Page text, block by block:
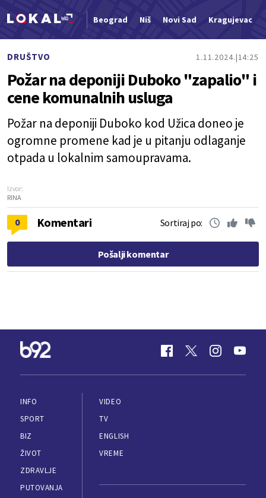
Beograd Niš Novi Sad Kragujevac
DRUŠTVO 1.11.2024. 14:25
Požar na deponiji Duboko "zapalio" i
cene komunalnih usluga
Požar na deponiji Duboko kod Užica doneo je
ogromne promene kad je u pitanju odlaganje
otpada u lokalnim samoupravama.
Izvor:
RINA
0 Komentari Sortiraj po:
Pošalji komentar
INFO
SPORT
BIZ
ŽIVOT
ZDRAVLJE
PUTOVANJA
VIDEO
TV
ENGLISH
VREME